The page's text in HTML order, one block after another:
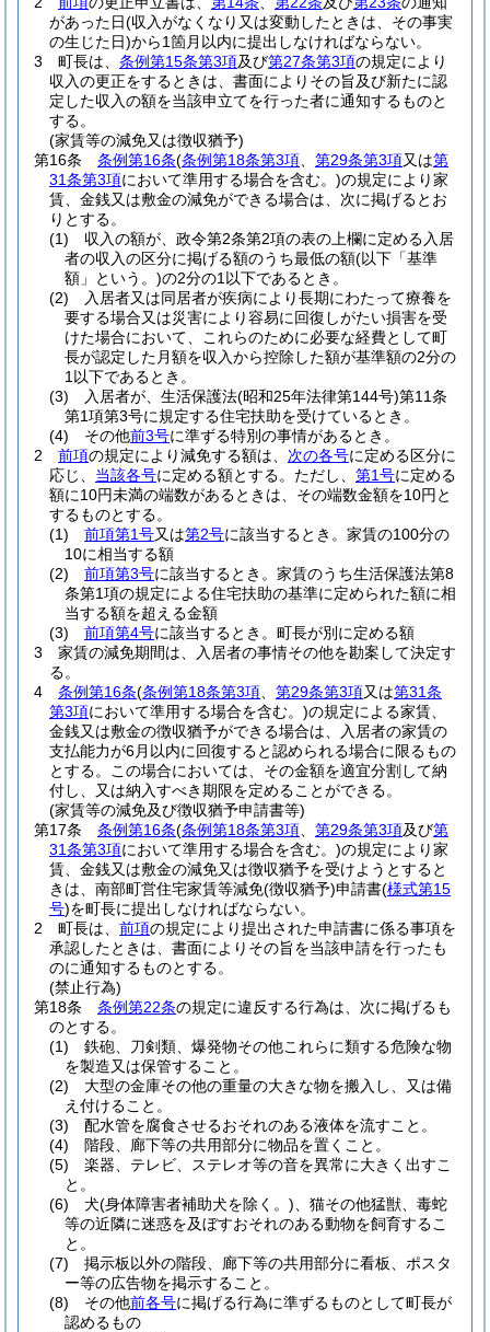
があった日(収入がなくなり又は変動したときは、その事実
の生じた日)から1箇月以内に提出しなければならない。
3
町長は、 条例第15条第3項及び第27条第3項の規定により
収入の更正をするときは、書面によりその旨及び新たに認
定した収入の額を当該申立てを行った者に通知するものと
する。
(家賃等の減免又は徴収猶予)
第16条
条例第16条(条例第18条第3項 第29条第3項又は第
31条第3項において準用する場合を含む。)の規定により家
賃、金銭又は敷金の減免ができる場合は、次に掲げるとお
りとする。
(1)
収入の額が、政令第2条第2項の表の上欄に定める入居
者の収入の区分に掲げる額のうち最低の額(以下「基準
額」という。)の2分の1以下であるとき。
(2)
入居者又は同居者が疾病により長期にわたって療養を
要する場合又は災害により容易に回復しがたい損害を受
けた場合において、これらのために必要な経費として町
長が認定した月額を収入から控除した額が基準額の2分の
1以下であるとき。
(3)
入居者が、生活保護法(昭和25年法律第144号)第11条
第1項第3号に規定する住宅扶助を受けているとき。
(4)
その他前3号に準ずる特別の事情があるとき。
2
前項の規定により減免する額は、 次の各号に定める区分に
応じ、 当該各号に定める額とする。 ただし、 第1号に定める
額に10円未満の端数があるときは、その端数金額を10円と
するものとする。
(1)
前項第1号又は第2号に該当するとき。 家賃の100分の
10に相当する額
(2)
前項第3号に該当するとき。 家賃のうち生活保護法第8
条第1項の規定による住宅扶助の基準に定められた額に相
当する額を超える金額
(3)
前項第4号に該当するとき。 町長が別に定める額
3
家賃の減免期間は、入居者の事情その他を勘案して決定す
る。
4
条例第16条(条例第18条第3項 第29条第3項又は第31条
第3項において準用する場合を含む。)の規定による家賃、
金銭又は敷金の徴収猶予ができる場合は、入居者の家賃の
支払能力が6月以内に回復すると認められる場合に限るもの
とする。
この場合においては、その金額を適宜分割して納
付し、又は納入すべき期限を定めることができる。
(家賃等の減免及び徴収猶予申請書等)
第17条
条例第16条(条例第18条第3項 第29条第3項及び第
31条第3項において準用する場合を含む。)の規定により家
賃、金銭又は敷金の減免又は徴収猶予を受けようとすると
きは、南部町営住宅家賃等減免(徴収猶予)申請書(様式第15
号)を町長に提出しなければならない。
2
町長は、 前項の規定により提出された申請書に係る事項を
承認したときは、書面によりその旨を当該申請を行ったも
のに通知するものとする。
(禁止行為)
第18条
条例第22条の規定に違反する行為は、次に掲げるも
のとする。
(1)
鉄砲、刀剣類、爆発物その他これらに類する危険な物
を製造又は保管すること。
(2)
大型の金庫その他の重量の大きな物を搬入し、又は備
え付けること。
(3)
配水管を腐食させるおそれのある液体を流すこと。
(4)
階段、廊下等の共用部分に物品を置くこと。
(5)
楽器、テレビ、ステレオ等の音を異常に大きく出すこ
と。
(6)
犬(身体障害者補助犬を除く。) 、猫その他猛獣、毒蛇
等の近隣に迷惑を及ぼすおそれのある動物を飼育するこ
と。
(7)
掲示板以外の階段、廊下等の共用部分に看板、ポスタ
ー等の広告物を掲示すること。
(8)
その他前各号に掲げる行為に準ずるものとして町長が
認めるもの